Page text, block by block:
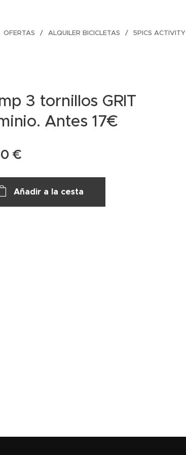
OFERTAS ALQUILER BICICLETAS 5PICS ACTIVITY
3 tornillos GRIT
Antes 17€
€
Añadir a la cesta